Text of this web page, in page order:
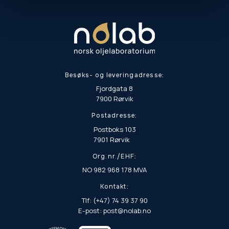
Besøks- og leveringadresse:
Fjordgata 8
7900 Rørvik
Postadresse:
Postboks 103
7901 Rørvik
Org.nr./EHF:
NO 982 968 178 MVA
Kontakt:
Tlf: (+47) 74 39 37 90
E-post: post@nolab.no